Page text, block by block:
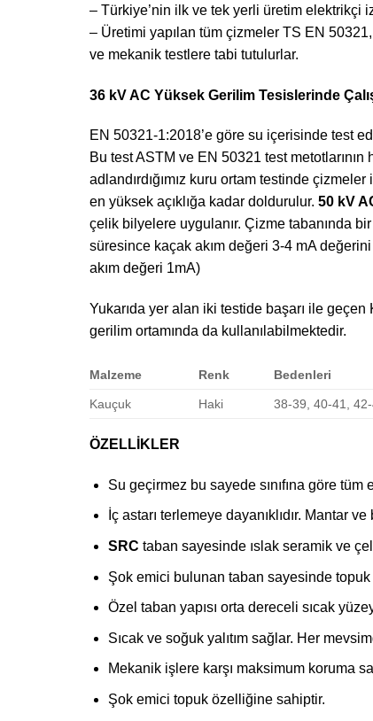
– Türkiye’nin ilk ve tek yerli üretim elektrikçi
– Üretimi yapılan tüm çizmeler TS EN
ve mekanik testlere tabi tutulurlar.
36 kV AC Yüksek Gerilim Tesislerinde
EN 50321-1:2018’e göre su içerisinde test
Bu test ASTM ve EN 50321 test
adlandırdığımız kuru ortam testinde
en yüksek açıklığa kadar doldurulur.50 kV
çelik bilyelere uygulanır. Çizme tabanında
süresince kaçak akım değeri 3-4 mA
akım değeri 1mA)
Yukarıda yer alan iki testide başarı ile
gerilim ortamında da kullanılabilmektedir.
Malzeme Renk Bedenleri
Kauçuk Haki 38-39, 40-41,
ÖZELLİKLER
Su geçirmez bu sayede sınıfına göre
İç astarı terlemeye dayanıklıdır. Mantar
SRC taban sayesinde ıslak seramik ve
Şok emici bulunan taban sayesinde topuk
Özel taban yapısı orta dereceli sıcak
Sıcak ve soğuk yalıtım sağlar. Her
Mekanik işlere karşı maksimum koruma
Şok emici topuk özelliğine sahiptir.